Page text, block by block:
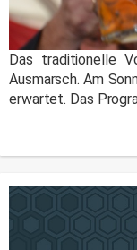
Das traditionelle
Ausmarsch. Am
erwartet. Das